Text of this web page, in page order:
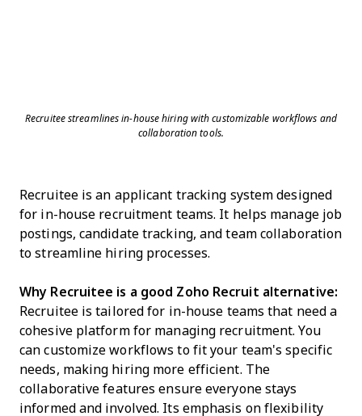
Recruitee streamlines in-house hiring with customizable workflows and
collaboration tools.
Recruitee is an applicant tracking system designed
for in-house recruitment teams. It helps manage job
postings, candidate tracking, and team collaboration
to streamline hiring processes.
Why Recruitee is a good Zoho Recruit alternative:
Recruitee is tailored for in-house teams that need a
cohesive platform for managing recruitment. You
can customize workflows to fit your team's specific
needs, making hiring more efficient. The
collaborative features ensure everyone stays
informed and involved. Its emphasis on flexibility